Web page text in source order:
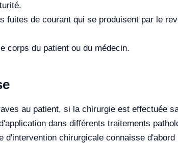
de courant qui se produisent par le
corps du patient ou du médecin.
au patient, si la chirurgie est effectuée
dans différents traitements
chirurgicale connaisse d'abord